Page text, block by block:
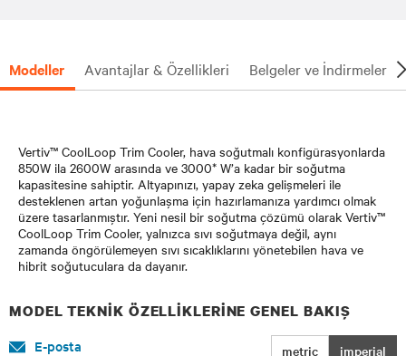
Modeller Avantajlar & Özellikleri Belgeler ve İndirmeler
Vertiv™ CoolLoop Trim Cooler, hava soğutmalı konfigürasyonlarda
850W ila 2600W arasında ve 3000* W’a kadar bir soğutma
kapasitesine sahiptir. Altyapınızı, yapay zeka gelişmeleri ile
desteklenen artan yoğunlaşma için hazırlamanıza yardımcı olmak
üzere tasarlanmıştır. Yeni nesil bir soğutma çözümü olarak Vertiv™
CoolLoop Trim Cooler, yalnızca sıvı soğutmaya değil, aynı
zamanda öngörülemeyen sıvı sıcaklıklarını yönetebilen hava ve
hibrit soğutuculara da dayanır.
MODEL TEKNIK ÖZELLIKLERINE GENEL BAKIŞ
metric imperial
E-posta